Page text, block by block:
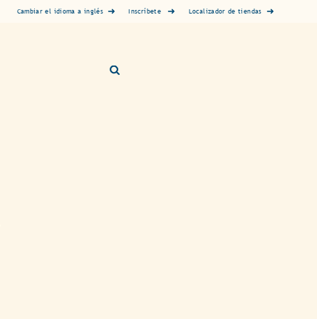
Cambiar el idioma a inglés Inscríbete Localizador de tiendas